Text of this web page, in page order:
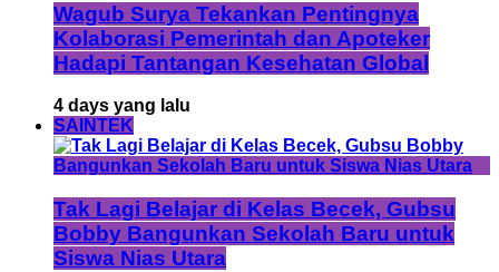
Wagub Surya Tekankan Pentingnya
Kolaborasi Pemerintah dan Apoteker
Hadapi Tantangan Kesehatan Global
4 days yang lalu
SAINTEK
Tak Lagi Belajar di Kelas Becek, Gubsu
Bobby Bangunkan Sekolah Baru untuk
Siswa Nias Utara